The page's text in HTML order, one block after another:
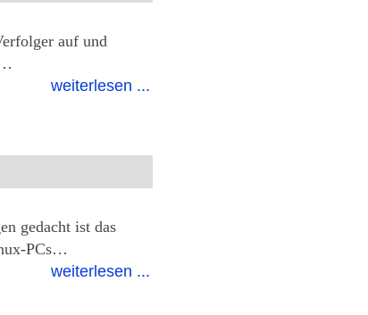
auf und
weiterlesen ...
gedacht ist das
PCs…
weiterlesen ...